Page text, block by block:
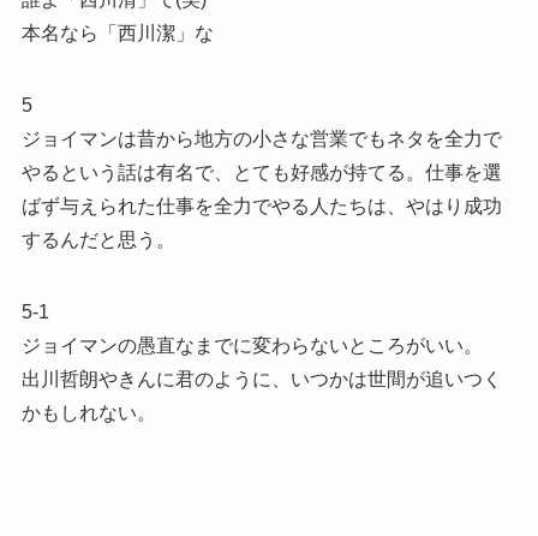
本名なら「西川潔」な
5
ジョイマンは昔から地方の小さな営業でもネタを全力で
やるという話は有名で、とても好感が持てる。仕事を選
ばず与えられた仕事を全力でやる人たちは、やはり成功
するんだと思う。
5-1
ジョイマンの愚直なまでに変わらないところがいい。
出川哲朗やきんに君のように、いつかは世間が追いつく
かもしれない。